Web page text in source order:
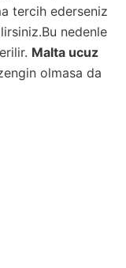
tercih ederseniz
nedenle
Malta ucuz
olmasa da